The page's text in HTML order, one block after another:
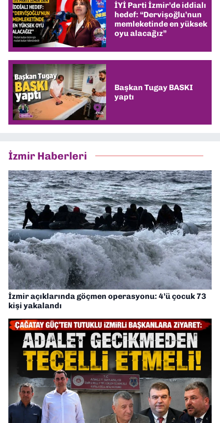
İYİ Parti İzmir’de iddialı
hedef: “Dervişoğlu’nun
memleketinde en yüksek
oyu alacağız”
Başkan Tugay BASKI
yaptı
İzmir Haberleri
İzmir açıklarında göçmen operasyonu: 4’ü çocuk 73
kişi yakalandı